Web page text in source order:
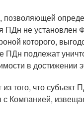
ПДн не
которого,
подлежат
в достижении
того, что
Компанией,